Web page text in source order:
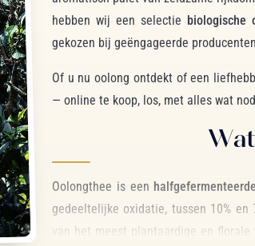
hebben wij een selectie biologische
gekozen bij geëngageerde
Of u nu oolong ontdekt of een
— online te koop, los, met alles wat
Oolongthee is een
gedeeltelijke oxidatie, tussen 10%
van het meest plantaardige en